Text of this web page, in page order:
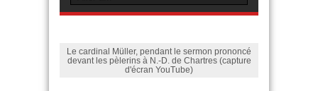
Le cardinal Müller, pendant le sermon prononcé
devant les pèlerins à N.-D. de Chartres (capture
d'écran YouTube)